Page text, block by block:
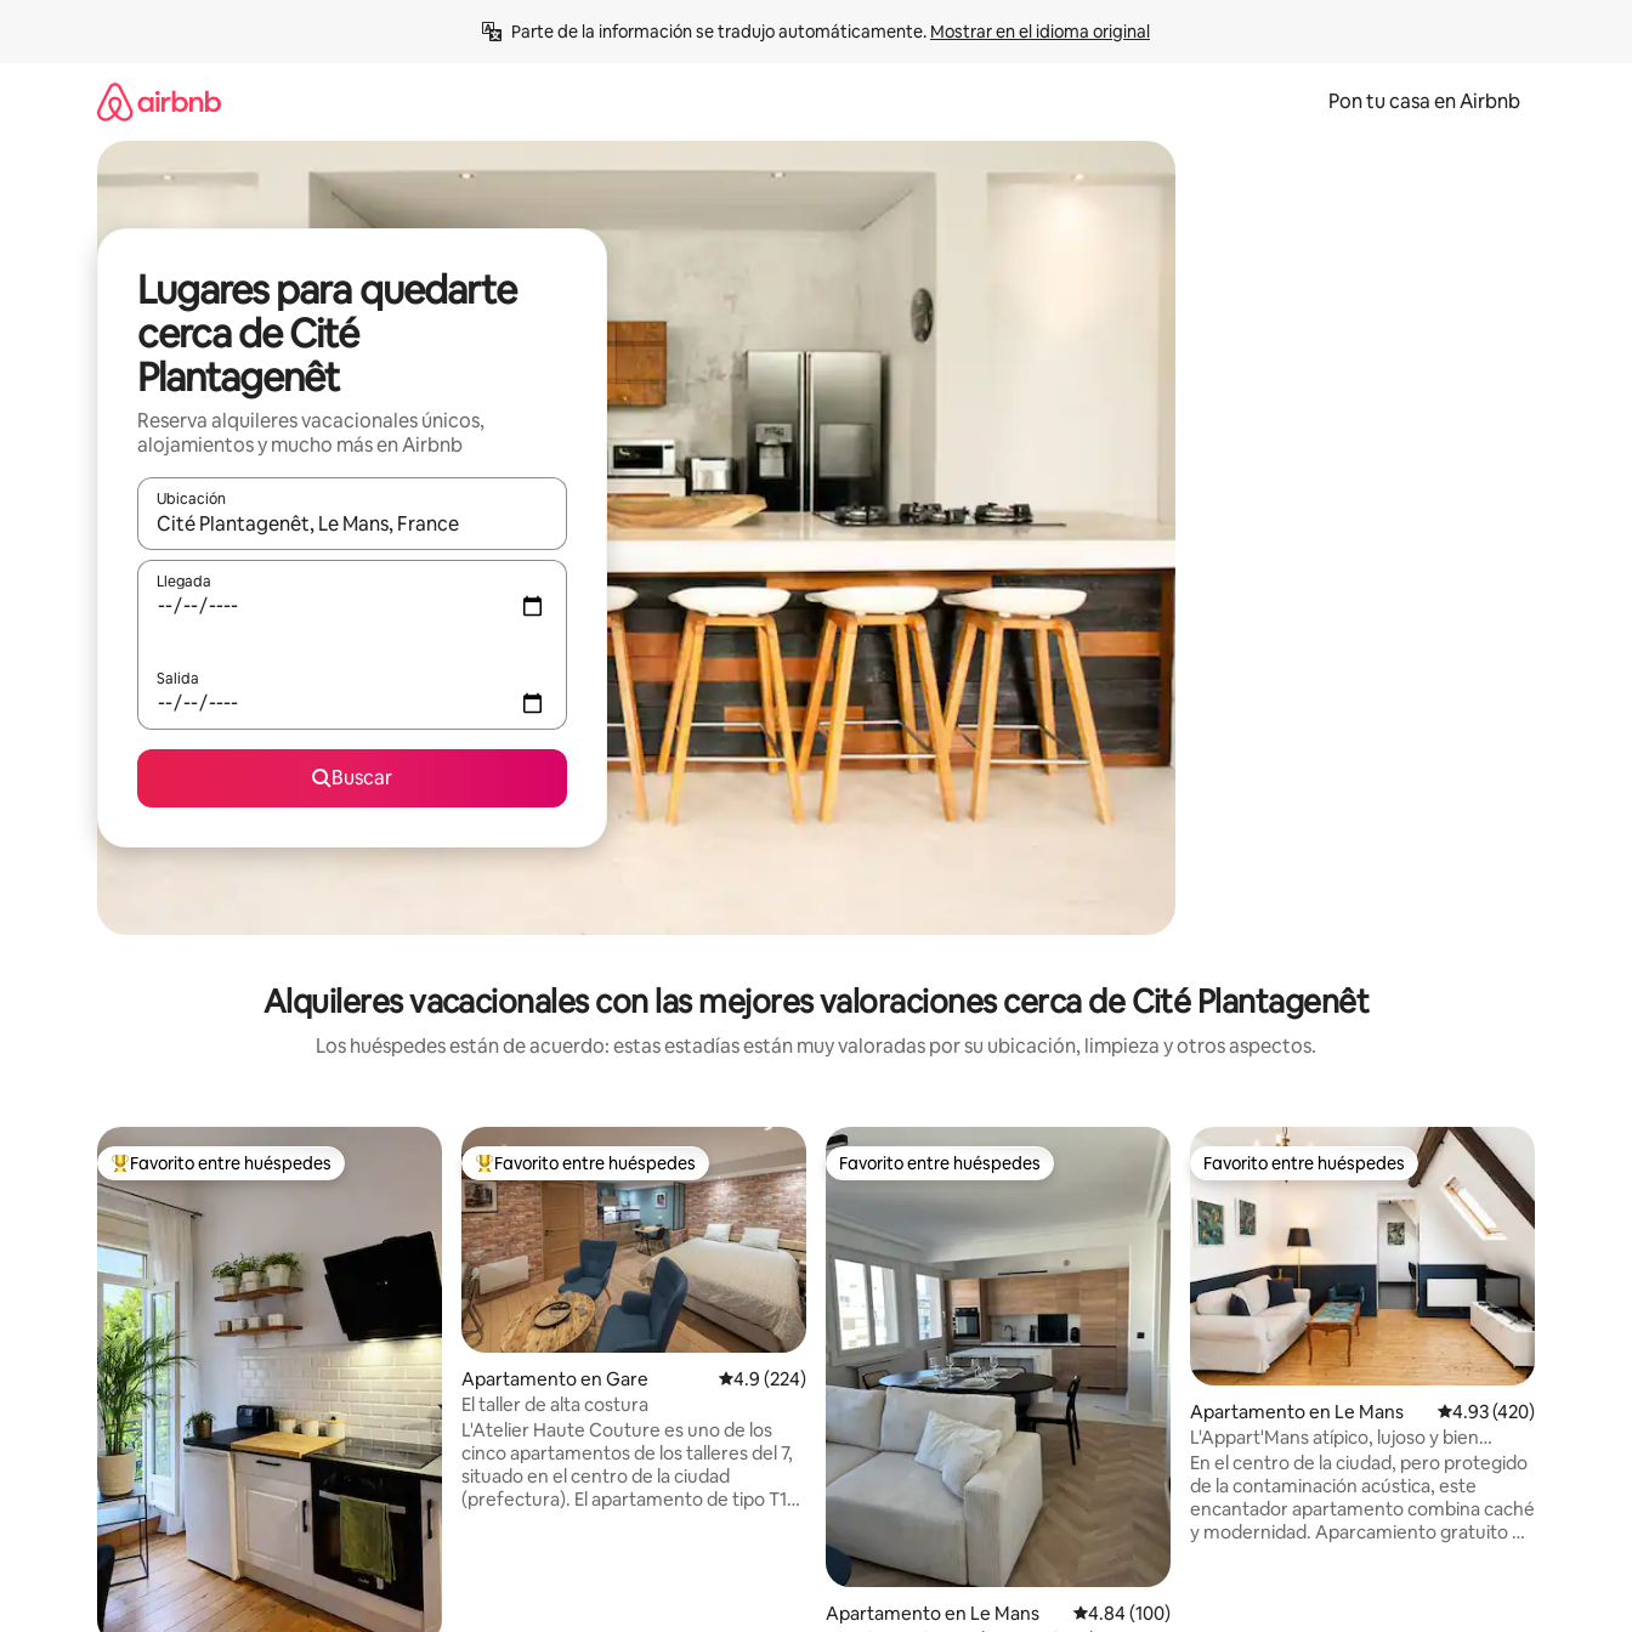
Parte de la información se tradujo automáticamente. Mostrar en el idioma original
Pon tu casa en Airbnb
Lugares para quedarte
cerca de Cité
Plantagenêt
Reserva alquileres vacacionales únicos,
alojamientos y mucho más en Airbnb
Ubicación
Cuando los resultados estén disponibles, navega con las teclas de flecha hacia arriba y hacia abajo o explora con el tacto o desliza el dedo.
Llegada
Salida
Buscar
Alquileres vacacionales con las mejores valoraciones cerca de Cité Plantagenêt
Los huéspedes están de acuerdo: estas estadías están muy valoradas por su ubicación, limpieza y otros aspectos.
Favorito entre huéspedes preferido
Favorito entre huéspedes Favorito entre huéspedes preferido
Favorito entre huéspedes
Apartamento en Gare Calificación promedio: 4.9 de 5, 224 reseñas
4.9 (224)
El taller de alta costura
L'Atelier Haute Couture es uno de los
cinco apartamentos de los talleres del 7,
situado en el centro de la ciudad
(prefectura). El apartamento de tipo T1
Favorito entre huéspedes
Favorito entre huéspedes
Apartamento en Le Mans Calificación promedio: 4.84 de 5, 100 reseñas
4.84 (100)
Favorito entre huéspedes
Favorito entre huéspedes
Apartamento en Le Mans Calificación promedio:
4.93 (420)
L'Appart'Mans atípico, lujoso y bien
ubicado
En el centro de la ciudad, pero protegido
de la contaminación acústica, este
encantador apartamento combina caché
y modernidad. Aparcamiento gratuito en